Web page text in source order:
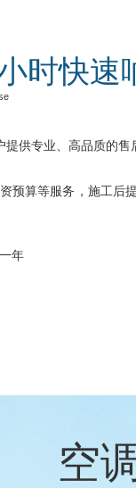
时快速
供专业、高品质的售
预算等服务，施工后
年
空